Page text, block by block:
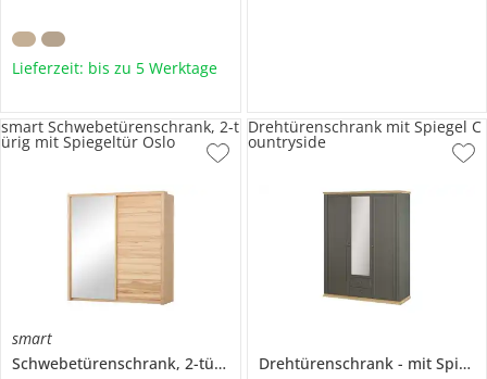
Lieferzeit: bis zu 5 Werktage
smart
Schwebetürenschrank, 2-türig
mit Spiegeltür
Oslo
smart Schwebetürenschrank, 2-t
ürig mit Spiegeltür Oslo
Drehtürenschrank
mit Spiegel
Drehtürenschrank mit Spiegel C
ountryside